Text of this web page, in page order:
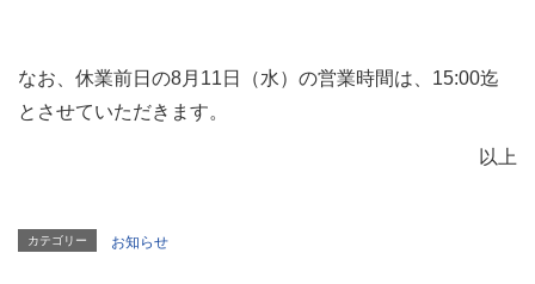
なお、休業前日の8月11日（水）の営業時間は、15:00迄
とさせていただきます。
以上
カテゴリー お知らせ